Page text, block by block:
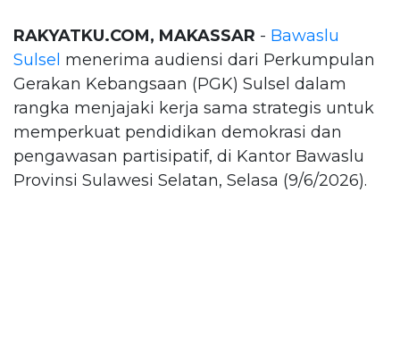
RAKYATKU.COM, MAKASSAR - Bawaslu
Sulsel menerima audiensi dari Perkumpulan
Gerakan Kebangsaan (PGK) Sulsel dalam
rangka menjajaki kerja sama strategis untuk
memperkuat pendidikan demokrasi dan
pengawasan partisipatif, di Kantor Bawaslu
Provinsi Sulawesi Selatan, Selasa (9/6/2026).